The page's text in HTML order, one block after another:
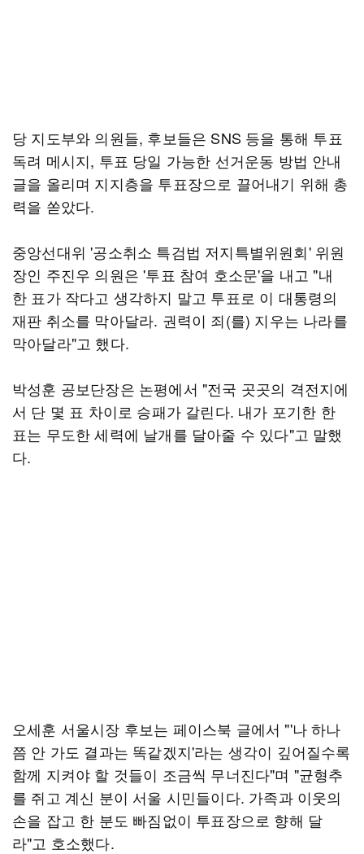
당 지도부와 의원들, 후보들은 SNS 등을 통해 투표
독려 메시지, 투표 당일 가능한 선거운동 방법 안내
글을 올리며 지지층을 투표장으로 끌어내기 위해 총
력을 쏟았다.
중앙선대위 '공소취소 특검법 저지특별위원회' 위원
장인 주진우 의원은 '투표 참여 호소문'을 내고 "내
한 표가 작다고 생각하지 말고 투표로 이 대통령의
재판 취소를 막아달라. 권력이 죄(를) 지우는 나라를
막아달라"고 했다.
박성훈 공보단장은 논평에서 "전국 곳곳의 격전지에
서 단 몇 표 차이로 승패가 갈린다. 내가 포기한 한
표는 무도한 세력에 날개를 달아줄 수 있다"고 말했
다.
오세훈 서울시장 후보는 페이스북 글에서 "'나 하나
쯤 안 가도 결과는 똑같겠지'라는 생각이 깊어질수록
함께 지켜야 할 것들이 조금씩 무너진다"며 "균형추
를 쥐고 계신 분이 서울 시민들이다. 가족과 이웃의
손을 잡고 한 분도 빠짐없이 투표장으로 향해 달
라"고 호소했다.